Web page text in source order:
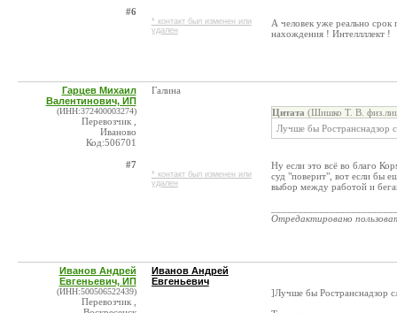
#6
* контакт был изменен или
удален
А человек уже реально срок
нахождения ! Интеллллект !
Гарцев Михаил
Валентинович, ИП
(ИНН:372400003274)
Перевозчик ,
Иваново
Код:506701
#7
Галина
* контакт был изменен или
удален
Цитата (Шишко Т. В.
Лучше бы Ространснадзор
Ну если это всё во благо
суд "поверит", вот если бы
выбор между работой и
Отредактировано
Иванов Андрей
Евгеньевич, ИП
(ИНН:500506522439)
Перевозчик ,
Иванов Андрей
Евгеньевич
]Лучше бы Ространснадзор